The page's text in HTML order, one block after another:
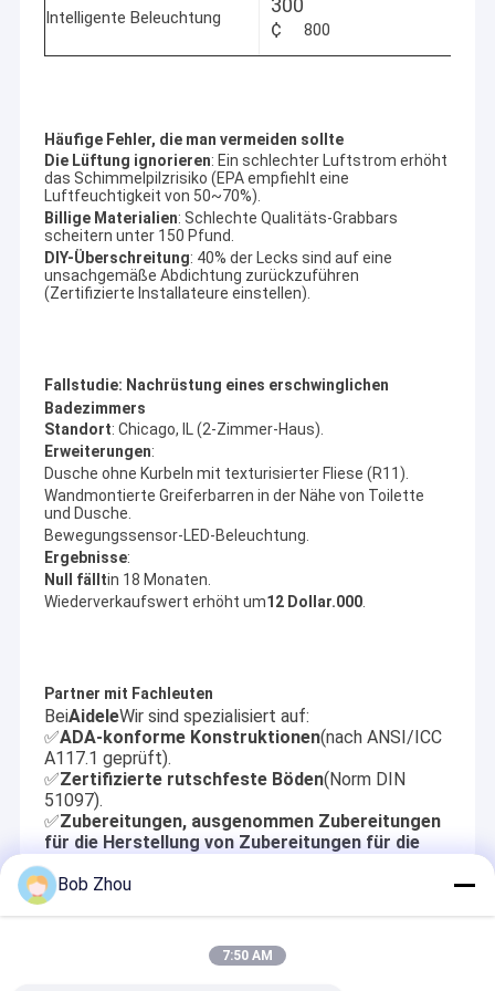
DUSCHBILDSCHIRM
Duschtür
Intelligente Beleuchtung
¢
800
Häufige Fehler, die man vermeiden sollte
Die Lüftung ignorieren: Ein schlechter Luftstrom erhöht
das Schimmelpilzrisiko (EPA empfiehlt eine
Luftfeuchtigkeit von 50~70%).
Billige Materialien: Schlechte Qualitäts-Grabbars
scheitern unter 150 Pfund.
DIY-Überschreitung: 40% der Lecks sind auf eine
unsachgemäße Abdichtung zurückzuführen
(Zertifizierte Installateure einstellen).
Fallstudie: Nachrüstung eines erschwinglichen
Badezimmers
Standort: Chicago, IL (2-Zimmer-Haus).
Erweiterungen:
Dusche ohne Kurbeln mit texturisierter Fliese (R11).
Wandmontierte Greiferbarren in der Nähe von Toilette
und Dusche.
Bewegungssensor-LED-Beleuchtung.
Ergebnisse:
Null fälltin 18 Monaten.
Wiederverkaufswert erhöht um12 Dollar.000.
Partner mit Fachleuten
BeiAideleWir sind spezialisiert auf:
✅ADA-konforme Konstruktionen(nach ANSI/ICC
A117.1 geprüft).
✅Zertifizierte rutschfeste Böden(Norm DIN
51097).
✅Zubereitungen, ausgenommen Zubereitungen
für die Herstellung von Zubereitungen für die
Herstellung von Zubereitungen
Bob Zhou
7:50 AM